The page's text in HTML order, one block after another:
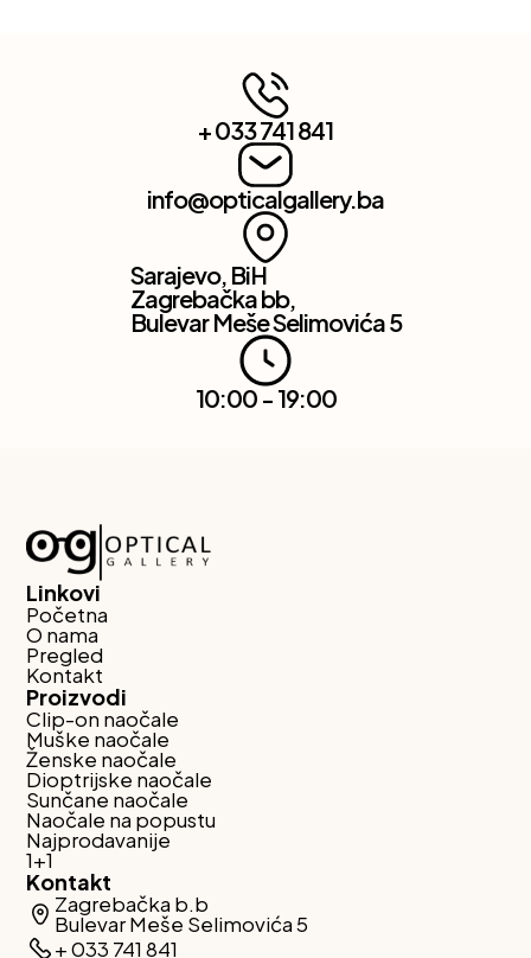
+ 033 741 841
info@opticalgallery.ba
Sarajevo, BiH
Zagrebačka bb,
Bulevar Meše Selimovića 5
10:00 - 19:00
Linkovi
Početna
O nama
Pregled
Kontakt
Proizvodi
Clip-on naočale
Muške naočale
Ženske naočale
Dioptrijske naočale
Sunčane naočale
Naočale na popustu
Najprodavanije
1+1
Kontakt
Zagrebačka b.b
Bulevar Meše Selimovića 5
+ 033 741 841